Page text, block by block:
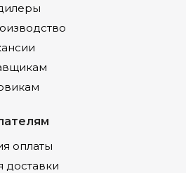
оплаты
доставки